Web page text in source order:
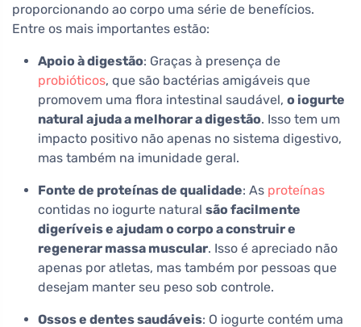
proporcionando ao corpo uma série de benefícios.
Entre os mais importantes estão:
Apoio à digestão: Graças à presença de
probióticos, que são bactérias amigáveis que
promovem uma flora intestinal saudável, o iogurte
natural ajuda a melhorar a digestão. Isso tem um
impacto positivo não apenas no sistema digestivo,
mas também na imunidade geral.
Fonte de proteínas de qualidade: As proteínas
contidas no iogurte natural são facilmente
digeríveis e ajudam o corpo a construir e
regenerar massa muscular. Isso é apreciado não
apenas por atletas, mas também por pessoas que
desejam manter seu peso sob controle.
Ossos e dentes saudáveis: O iogurte contém uma